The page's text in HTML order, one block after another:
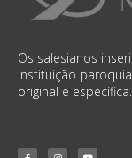
Os salesianos
instituição
original e específica.